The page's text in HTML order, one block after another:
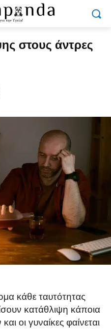
στους άντρες
κάθε ταυτότητας
κατάθλιψη κάποια
οι γυναίκες φαίνεται